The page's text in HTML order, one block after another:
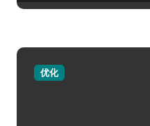
优化